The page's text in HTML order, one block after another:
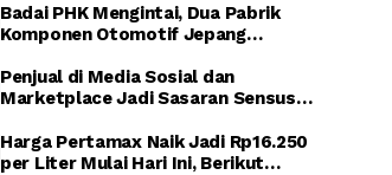
Badai PHK Mengintai, Dua Pabrik
Komponen Otomotif Jepang
Penjual di Media Sosial dan
Marketplace Jadi Sasaran Sensus
Harga Pertamax Naik Jadi Rp16.250
per Liter Mulai Hari Ini, Berikut